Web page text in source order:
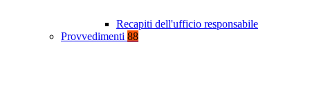
Recapiti dell'ufficio responsabile
Provvedimenti 88